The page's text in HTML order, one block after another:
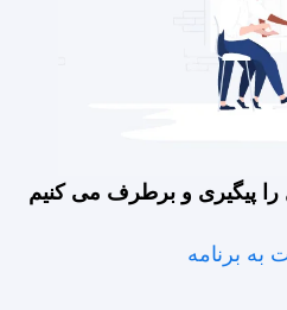
به برنامه